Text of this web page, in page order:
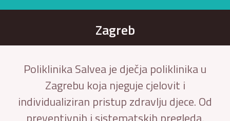
Zagreb
Poliklinika Salvea je dječja poliklinika u
Zagrebu koja njeguje cjelovit i
individualiziran pristup zdravlju djece. Od